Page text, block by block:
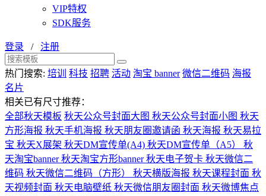
VIP特权
SDK服务
登录 / 注册
热门搜索: 培训 科技 招聘 活动 淘宝 banner 微信二维码 海报
名片
相关已有尺寸推荐：
全部秋天模板 秋天公众号封面大图 秋天公众号封面小图 秋天
方形海报 秋天手机海报 秋天朋友圈邀请函 秋天海报 秋天易拉
宝 秋天X展架 秋天DM宣传单(A4) 秋天DM宣传单（A5） 秋
天淘宝banner秋天淘宝方形banner秋天电子贺卡 秋天微信二
维码 秋天微信二维码（方形） 秋天横版海报 秋天课程封面 秋
天视频封面 秋天电脑壁纸 秋天微信朋友圈封面 秋天微博焦点